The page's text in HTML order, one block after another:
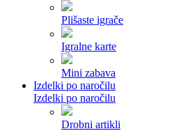
Plišaste igrače
Igralne karte
Mini zabava
Izdelki po naročilu
Izdelki po naročilu
Drobni artikli